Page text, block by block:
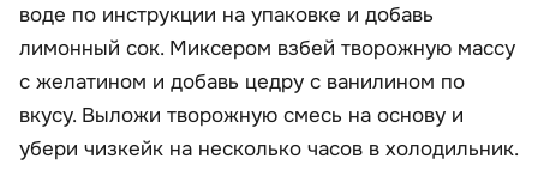
воде по инструкции на упаковке и добавь
лимонный сок. Миксером взбей творожную массу
с желатином и добавь цедру с ванилином по
вкусу. Выложи творожную смесь на основу и
убери чизкейк на несколько часов в холодильник.